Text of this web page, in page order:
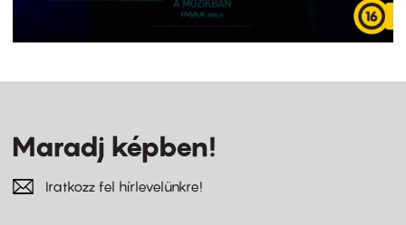
Maradj képben!
Iratkozz fel hírlevelünkre!